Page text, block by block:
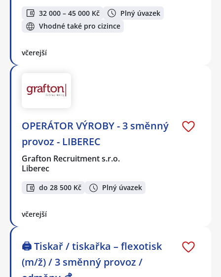
32 000 – 45 000 Kč
Plný úvazek
Vhodné také pro cizince
včerejší
OPERÁTOR VÝROBY - 3 směnný
provoz - LIBEREC
Grafton Recruitment s.r.o.
Liberec
do 28 500 Kč Plný úvazek
včerejší
🖨️ Tiskař / tiskařka – flexotisk
(m/ž) / 3 směnný provoz /